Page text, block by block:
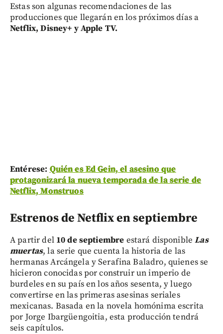
Estas son algunas recomendaciones de las
producciones que llegarán en los próximos días a
Netflix, Disney+ y Apple TV.
Entérese: Quién es Ed Gein, el asesino que
protagonizará la nueva temporada de la serie de
Netflix, Monstruos
Estrenos de Netflix en septiembre
A partir del 10 de septiembre estará disponibleLas
muertas, la serie que cuenta la historia de las
hermanas Arcángela y Serafina Baladro, quienes se
hicieron conocidas por construir un imperio de
burdeles en su país en los años sesenta, y luego
convertirse en las primeras asesinas seriales
mexicanas. Basada en la novela homónima escrita
por Jorge Ibargüengoitia, esta producción tendrá
seis capítulos.